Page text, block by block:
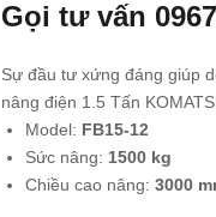
Gọi tư vấn
Sự đầu tư xứng đáng giúp
nâng điện 1.5 Tấn
Model: FB15-12
Sức nâng: 1500 kg
Chiều cao nâng: 3000